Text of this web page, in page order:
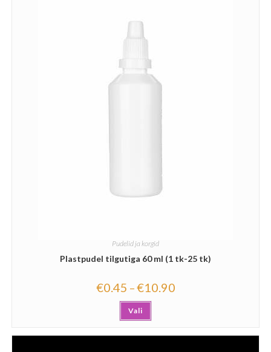
Pudelid ja korgid
Plastpudel tilgutiga 60 ml (1 tk-25 tk)
€0.45 –€10.90
Vali